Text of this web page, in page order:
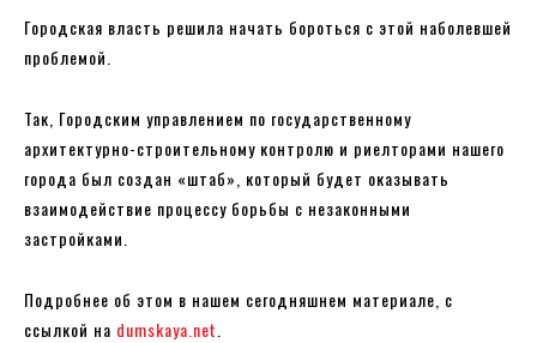
Городская власть решила начать бороться с этой наболевшей
проблемой.
Так, Городским управлением по государственному
архитектурно-строительному контролю и риелторами нашего
города был создан «штаб», который будет оказывать
взаимодействие процессу борьбы с незаконными
застройками.
Подробнее об этом в нашем сегодняшнем материале, с
ссылкой на dumskaya.net